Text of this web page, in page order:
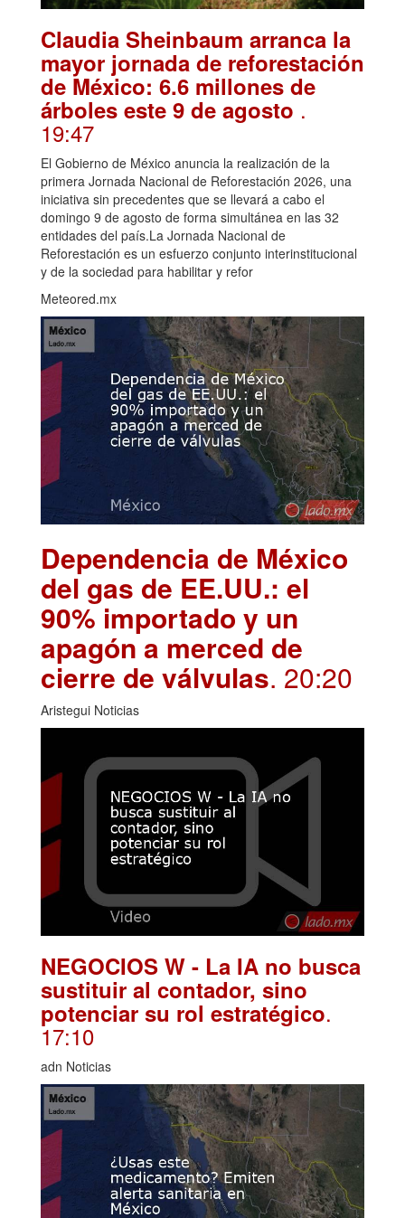
Claudia Sheinbaum arranca la
mayor jornada de reforestación
de México: 6.6 millones de
árboles este 9 de agosto .
19:47
El Gobierno de México anuncia la realización de la
primera Jornada Nacional de Reforestación 2026, una
iniciativa sin precedentes que se llevará a cabo el
domingo 9 de agosto de forma simultánea en las 32
entidades del país.La Jornada Nacional de
Reforestación es un esfuerzo conjunto interinstitucional
y de la sociedad para habilitar y refor
Meteored.mx
Dependencia de México
del gas de EE.UU.: el
90% importado y un
apagón a merced de
cierre de válvulas. 20:20
Aristegui Noticias
NEGOCIOS W - La IA no busca
sustituir al contador, sino
potenciar su rol estratégico.
17:10
adn Noticias